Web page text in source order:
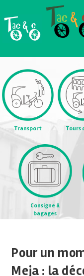
Transport Tours
Consigne à
bagages
Pour un
Meja : la